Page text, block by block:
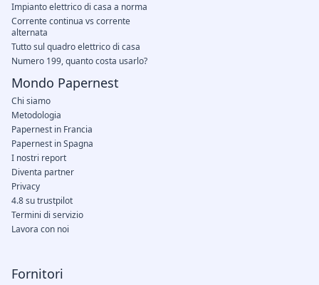
Fornitori
Impianto elettrico di casa a norma
Corrente continua vs corrente
alternata
Tutto sul quadro elettrico di casa
Numero 199, quanto costa usarlo?
Mondo Papernest
Chi siamo
Metodologia
Papernest in Francia
Papernest in Spagna
I nostri report
Diventa partner
Privacy
4.8 su trustpilot
Termini di servizio
Lavora con noi